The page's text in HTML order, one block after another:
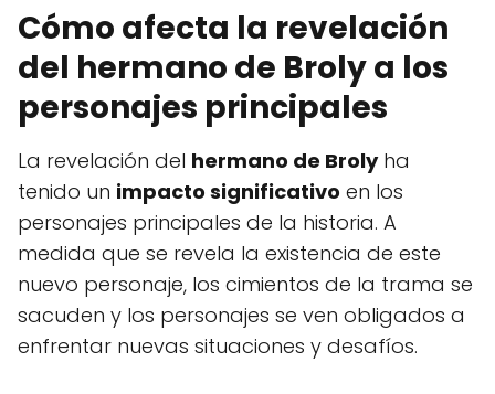
Cómo afecta la revelación
del hermano de Broly a los
personajes principales
La revelación del hermano de Brolyha
tenido un impacto significativo en los
personajes principales de la historia. A
medida que se revela la existencia de este
nuevo personaje, los cimientos de la trama se
sacuden y los personajes se ven obligados a
enfrentar nuevas situaciones y desafíos.